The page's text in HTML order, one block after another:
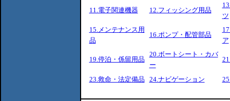
11.電子関連機器 12.フィッシング用品
ツ
15.メンテナンス用
品
16.ポンプ・配管部品
ア
19.停泊・係留用品
20.ボートシート・カバ
ー
23.救命・法定備品 24.ナビゲーション